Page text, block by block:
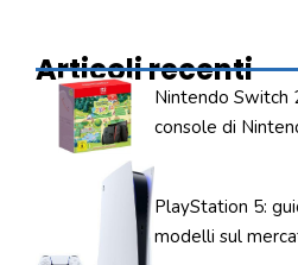
Articoli recenti
Nintendo Switch
console di
PlayStation 5:
modelli sul